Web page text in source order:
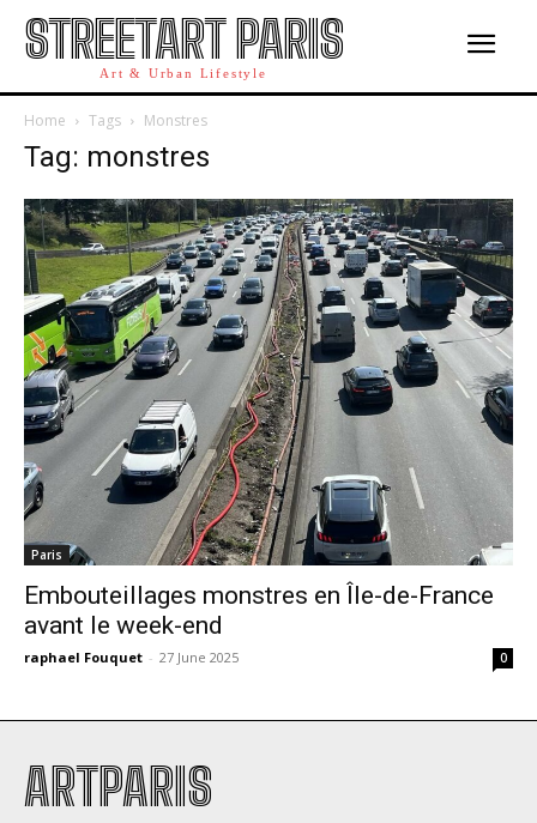
STREETART PARIS
Art & Urban Lifestyle
Home Tags Monstres
Tag: monstres
Paris
Embouteillages monstres en Île-de-France
avant le week-end
raphael Fouquet - 27 June 2025 0
ARTPARIS